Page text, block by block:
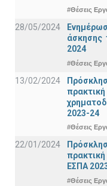
#Θέσεις
28/05/2024
άσκησης
2024
#Θέσεις
13/02/2024
2023-24
#Θέσεις
22/01/2024
ΕΣΠΑ
#Θέσεις